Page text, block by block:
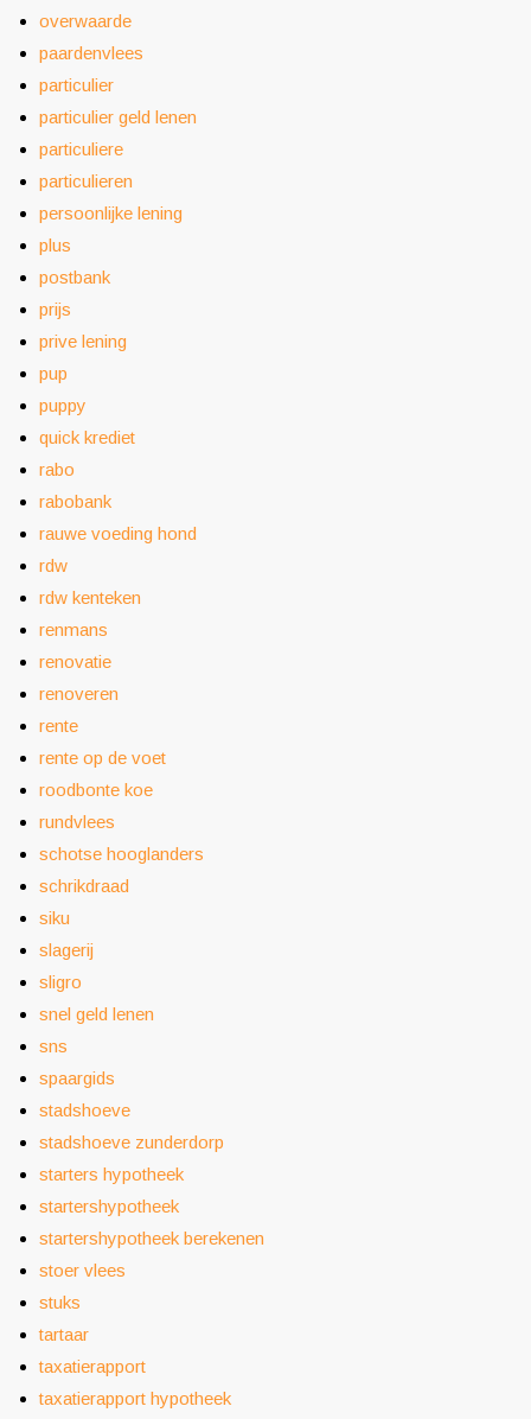
overwaarde
paardenvlees
particulier
particulier geld lenen
particuliere
particulieren
persoonlijke lening
plus
postbank
prijs
prive lening
pup
puppy
quick krediet
rabo
rabobank
rauwe voeding hond
rdw
rdw kenteken
renmans
renovatie
renoveren
rente
rente op de voet
roodbonte koe
rundvlees
schotse hooglanders
schrikdraad
siku
slagerij
sligro
snel geld lenen
sns
spaargids
stadshoeve
stadshoeve zunderdorp
starters hypotheek
startershypotheek
startershypotheek berekenen
stoer vlees
stuks
tartaar
taxatierapport
taxatierapport hypotheek